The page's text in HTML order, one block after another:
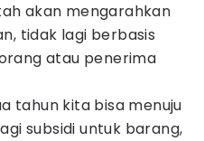
akan mengarahkan
tidak lagi berbasis
atau penerima
tahun kita bisa menuju
subsidi untuk barang,